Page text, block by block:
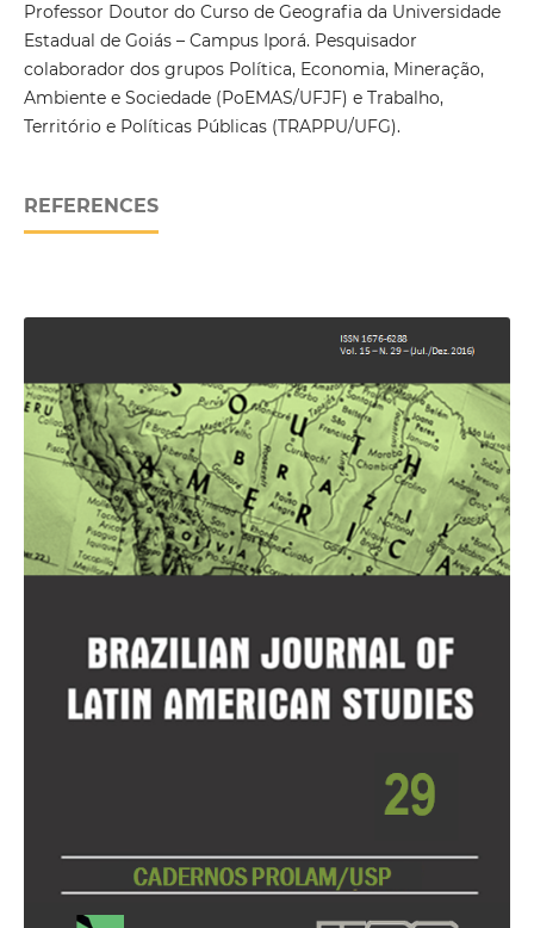
Professor Doutor do Curso de Geografia da Universidade
Estadual de Goiás – Campus Iporá. Pesquisador
colaborador dos grupos Política, Economia, Mineração,
Ambiente e Sociedade (PoEMAS/UFJF) e Trabalho,
Território e Políticas Públicas (TRAPPU/UFG).
REFERENCES